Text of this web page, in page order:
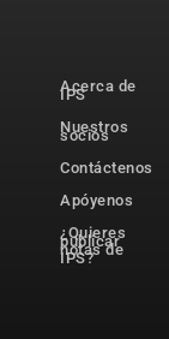
Acerca de
IPS
Nuestros
socios
Contáctenos
Apóyenos
¿Quieres
publicar
notas de
IPS?